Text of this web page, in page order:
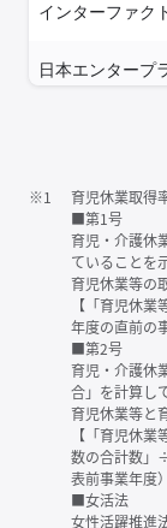
インターファク
日本エンタープ
※1
育児休業取得
■第1号
育児・介護休
ていることを
育児休業等の
【「育児休
年度の直前の
■第2号
育児・介護休
合」を計算し
育児休業等と
【「育児休
数の合計数」
表前事業年度
■女活法
女性活躍推進